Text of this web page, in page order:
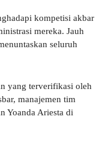
kompetisi akbar
mereka. Jauh
seluruh
yang terverifikasi oleh
manajemen tim
Yoanda Ariesta di